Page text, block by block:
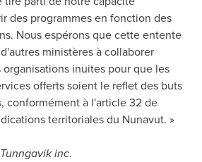
des programmes en fonction des
Nous espérons que cette entente
ministères à collaborer
inuites pour que les
offerts soient le reflet des buts
conformément à l'article 32 de
territoriales du Nunavut. »
inc.